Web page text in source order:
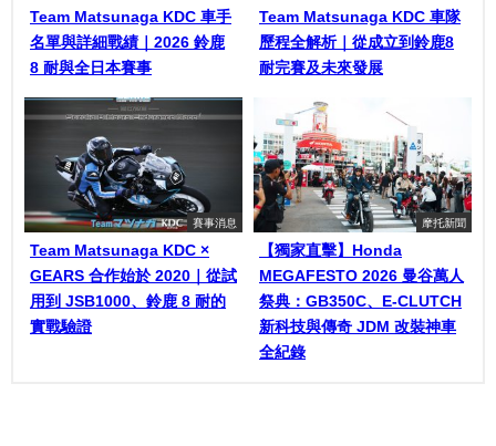
Team Matsunaga KDC 車手
名單與詳細戰績｜2026 鈴鹿
8 耐與全日本賽事
Team Matsunaga KDC 車隊
歷程全解析｜從成立到鈴鹿8
耐完賽及未來發展
賽事消息
Team Matsunaga KDC ×
GEARS 合作始於 2020｜從試
用到 JSB1000、鈴鹿 8 耐的
實戰驗證
摩托新聞
【獨家直擊】Honda
MEGAFESTO 2026 曼谷萬人
祭典：GB350C、E-CLUTCH
新科技與傳奇 JDM 改裝神車
全紀錄